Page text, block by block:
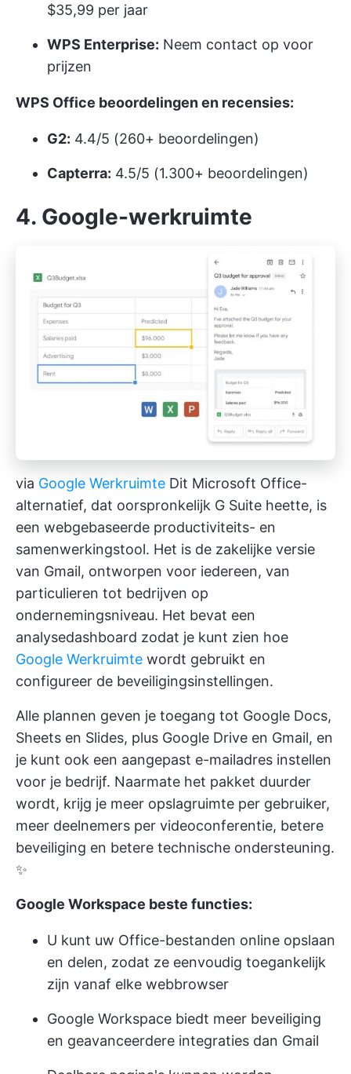
$35,99 per jaar
WPS Enterprise: Neem contact op voor
prijzen
WPS Office beoordelingen en recensies:
G2: 4.4/5 (260+ beoordelingen)
Capterra: 4.5/5 (1.300+ beoordelingen)
4. Google-werkruimte
via Google Werkruimte Dit Microsoft Office-
alternatief, dat oorspronkelijk G Suite heette, is
een webgebaseerde productiviteits- en
samenwerkingstool. Het is de zakelijke versie
van Gmail, ontworpen voor iedereen, van
particulieren tot bedrijven op
ondernemingsniveau. Het bevat een
analysedashboard zodat je kunt zien hoe
Google Werkruimte wordt gebruikt en
configureer de beveiligingsinstellingen.
Alle plannen geven je toegang tot Google Docs,
Sheets en Slides, plus Google Drive en Gmail, en
je kunt ook een aangepast e-mailadres instellen
voor je bedrijf. Naarmate het pakket duurder
wordt, krijg je meer opslagruimte per gebruiker,
meer deelnemers per videoconferentie, betere
beveiliging en betere technische ondersteuning.
✨
Google Workspace beste functies:
U kunt uw Office-bestanden online opslaan
en delen, zodat ze eenvoudig toegankelijk
zijn vanaf elke webbrowser
Google Workspace biedt meer beveiliging
en geavanceerdere integraties dan Gmail